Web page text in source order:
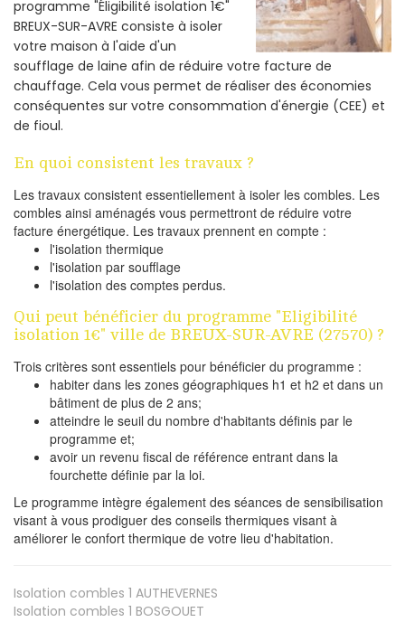
programme "Éligibilité isolation 1€"
BREUX-SUR-AVRE consiste à isoler
votre maison à l'aide d'un
soufflage de laine afin de réduire votre facture de
chauffage. Cela vous permet de réaliser des économies
conséquentes sur votre consommation d'énergie (CEE) et
de fioul.
En quoi consistent les travaux ?
Les travaux consistent essentiellement à isoler les combles. Les
combles ainsi aménagés vous permettront de réduire votre
facture énergétique. Les travaux prennent en compte :
l'isolation thermique
l'isolation par soufflage
l'isolation des comptes perdus.
Qui peut bénéficier du programme "Eligibilité
isolation 1€" ville de BREUX-SUR-AVRE (27570) ?
Trois critères sont essentiels pour bénéficier du programme :
habiter dans les zones géographiques h1 et h2 et dans un
bâtiment de plus de 2 ans;
atteindre le seuil du nombre d'habitants définis par le
programme et;
avoir un revenu fiscal de référence entrant dans la
fourchette définie par la loi.
Le programme intègre également des séances de sensibilisation
visant à vous prodiguer des conseils thermiques visant à
améliorer le confort thermique de votre lieu d'habitation.
Isolation combles 1 AUTHEVERNES
Isolation combles 1 BOSGOUET